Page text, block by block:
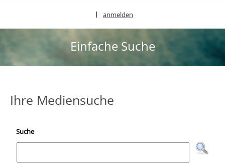
anmelden
Einfache Suche
Ihre Mediensuche
Suche